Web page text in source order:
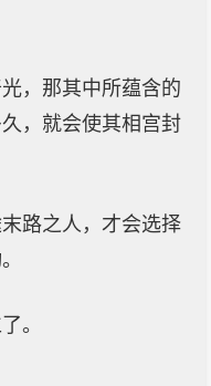
，那其中所蕴含的
，就会使其相宫封
路之人，才会选择
。